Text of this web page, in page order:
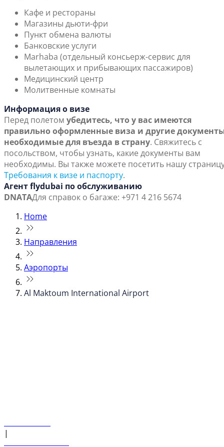
Кафе и рестораны
Магазины дьюти-фри
Пункт обмена валюты
Банковские услуги
Marhaba (отдельный консьерж-сервис для
вылетающих и прибывающих пассажиров)
Медицинский центр
Молитвенные комнаты
Информация о визе
Перед полетом убедитесь, что у вас имеются
правильно оформленные виза и другие
необходимые для въезда в страну. Свяжитесь с
посольством, чтобы узнать, какие документы вам
необходимы. Вы также можете посетить нашу
Требования к визе и паспорту.
Агент flydubai по обслуживанию
DNATAДля справок о багаже: +971 4 216 5674
Home
Направления
Аэропорты
Al Maktoum International Airport
|